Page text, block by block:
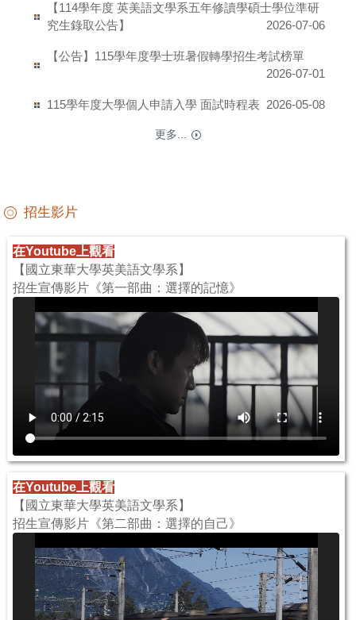
【114學年度 英美語文學系五年修讀學碩士學位準研
究生錄取公告】
2026-07-06
【公告】115學年度學士班暑假轉學招生考試榜單
2026-07-01
115學年度大學個人申請入學 面試時程表 2026-05-08
更多...
招生影片
在Youtube上觀看
【國立東華大學英美語文學系】
招生宣傳影片《第一部曲：選擇的記憶》
在Youtube上觀看
【國立東華大學英美語文學系】
招生宣傳影片《第二部曲：選擇的自己》